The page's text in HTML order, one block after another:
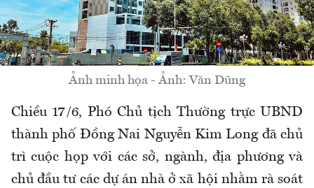
Ảnh minh họa - Ảnh: Văn Dũng
Chiều 17/6, Phó Chủ tịch Thường trực UBND
thành phố Đồng Nai Nguyễn Kim Long đã chủ
trì cuộc họp với các sở, ngành, địa phương và
chủ đầu tư các dự án nhà ở xã hội nhằm rà soát